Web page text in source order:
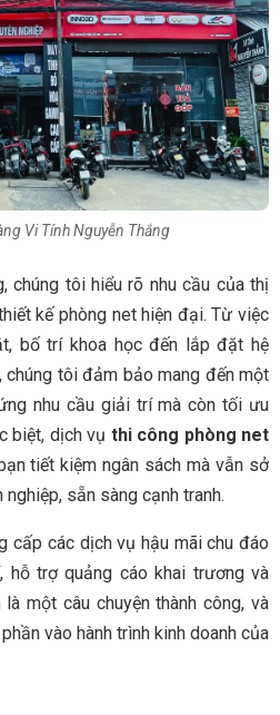
Vi Tính Nguyễn Thắng
chúng tôi hiểu rõ nhu cầu của thị
kế phòng net hiện đại. Từ việc
bố trí khoa học đến lắp đặt hệ
chúng tôi đảm bảo mang đến một
nhu cầu giải trí mà còn tối ưu
biệt, dịch vụ thi công phòng net
tiết kiệm ngân sách mà vẫn sở
sẵn sàng cạnh tranh.
cấp các dịch vụ hậu mãi chu đáo
hỗ trợ quảng cáo khai trương và
một câu chuyện thành công, và
vào hành trình kinh doanh của